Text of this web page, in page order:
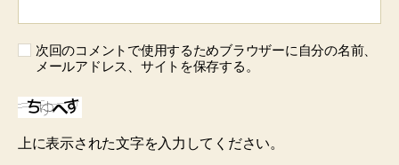
次回のコメントで使用するためブラウザーに自分の名前、
メールアドレス、サイトを保存する。
上に表示された文字を入力してください。